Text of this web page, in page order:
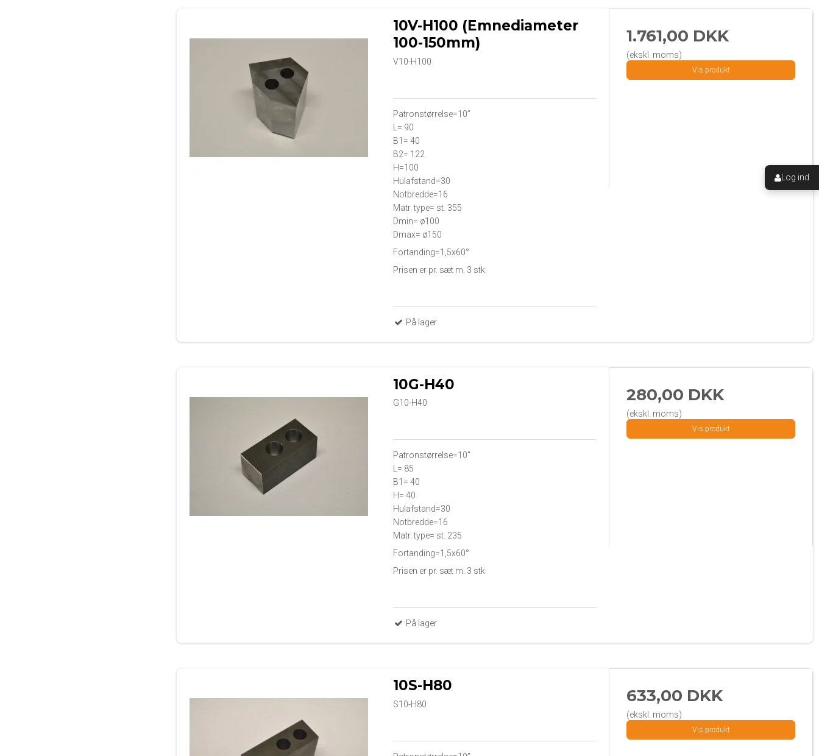
Log ind
10V-H100 (Emnediameter
100-150mm)
V10-H100
Patronstørrelse=10”
L= 90
B1= 40
B2= 122
H=100
Hulafstand=30
Notbredde=16
Matr. type= st. 355
Dmin= ø100
Dmax= ø150
Fortanding=1,5x60°
Prisen er pr. sæt m. 3 stk.
På lager
1.761,00 DKK
(ekskl. moms)
Vis produkt
10G-H40
G10-H40
Patronstørrelse=10”
L= 85
B1= 40
H= 40
Hulafstand=30
Notbredde=16
Matr. type= st. 235
Fortanding=1,5x60°
Prisen er pr. sæt m. 3 stk.
På lager
280,00 DKK
(ekskl. moms)
Vis produkt
10S-H80
S10-H80 633,00 DKK
(ekskl. moms)
Vis produkt